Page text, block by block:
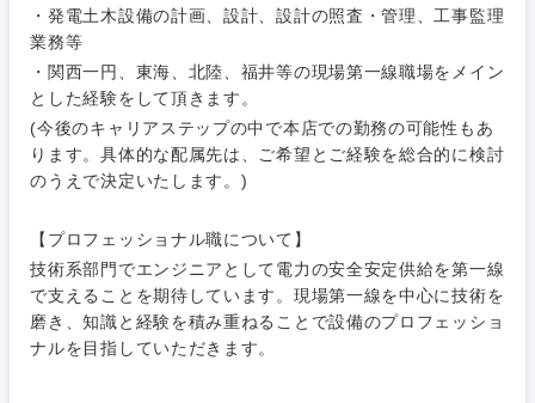
・発電土木設備の計画、設計、設計の照査・管理、工事監理
業務等
・関西一円、東海、北陸、福井等の現場第一線職場をメイン
とした経験をして頂きます。
(今後のキャリアステップの中で本店での勤務の可能性もあ
ります。具体的な配属先は、ご希望とご経験を総合的に検討
のうえで決定いたします。)
【プロフェッショナル職について】
技術系部門でエンジニアとして電力の安全安定供給を第一線
で支えることを期待しています。現場第一線を中心に技術を
磨き、知識と経験を積み重ねることで設備のプロフェッショ
ナルを目指していただきます。
ご希望の職種を選択してください
画・事業
企画
経営ボー
ド
すべての経営企画・事業企
画
事業企画・事業開発
ご希望の職種を選択してください
経営企画・事業企画
経営ボード
管理
ご希望の業界を選択してください
商社・卸
エネルギー・資源・環境
ご希望の勤務地を選択してください
北海道・東北地方
北海道 青森県
秋田県
ご希望条件を入力ください
希望年収
推奨年齢
20代 30代